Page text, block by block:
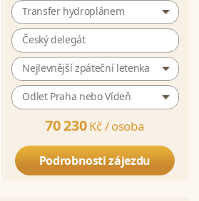
Transfer hydroplánem
Český delegát
Nejlevnější zpáteční letenka
Odlet Praha nebo Vídeň
70 230 Kč /osoba
Podrobnosti zájezdu